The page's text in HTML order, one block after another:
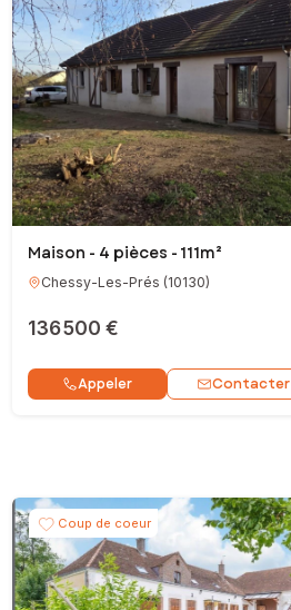
Maison - 4 pièces - 111m²
Chessy-Les-Prés (10130)
136 500 €
Appeler Contacter
Coup de coeur